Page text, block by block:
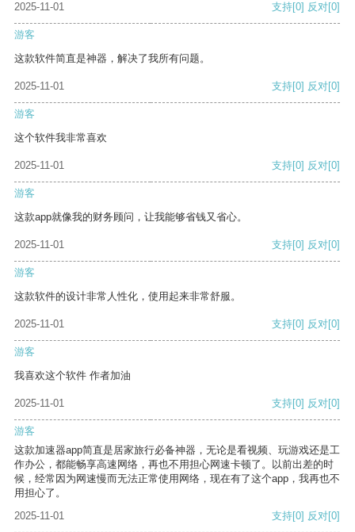
2025-11-01 支持[0] 反对[0]
游客
这款软件简直是神器，解决了我所有问题。
2025-11-01 支持[0] 反对[0]
游客
这个软件我非常喜欢
2025-11-01 支持[0] 反对[0]
游客
这款app就像我的财务顾问，让我能够省钱又省心。
2025-11-01 支持[0] 反对[0]
游客
这款软件的设计非常人性化，使用起来非常舒服。
2025-11-01 支持[0] 反对[0]
游客
我喜欢这个软件 作者加油
2025-11-01 支持[0] 反对[0]
游客
这款加速器app简直是居家旅行必备神器，无论是看视频、玩游戏还是工
作办公，都能畅享高速网络，再也不用担心网速卡顿了。以前出差的时
候，经常因为网速慢而无法正常使用网络，现在有了这个app，我再也不
用担心了。
2025-11-01
支持[0] 反对[0]